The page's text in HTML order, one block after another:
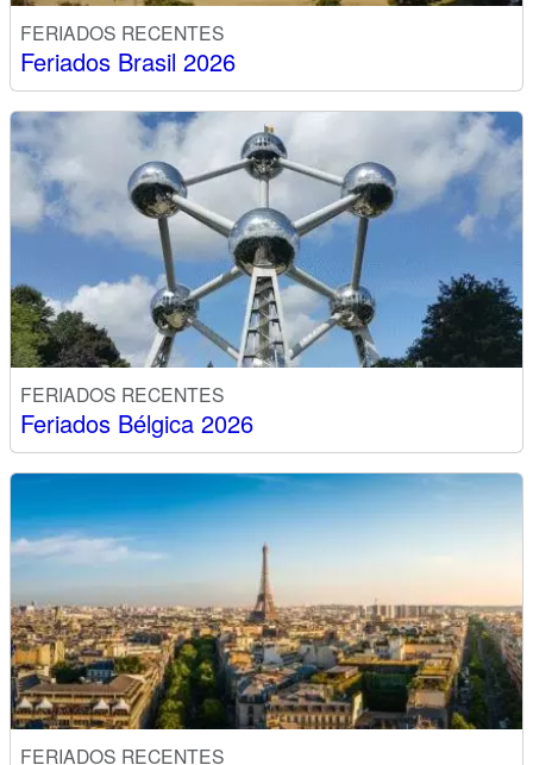
FERIADOS RECENTES
Feriados Brasil 2026
FERIADOS RECENTES
Feriados Bélgica 2026
FERIADOS RECENTES